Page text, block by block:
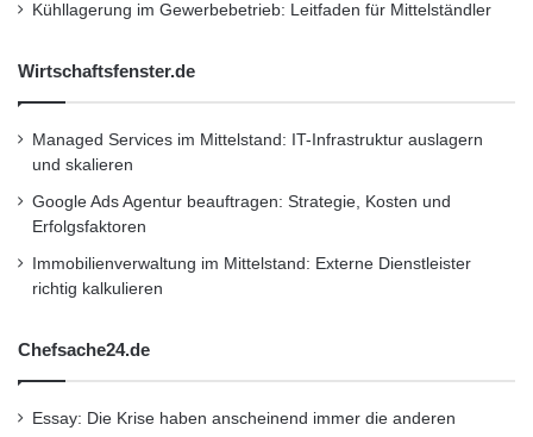
Kühllagerung im Gewerbebetrieb: Leitfaden für Mittelständler
Wirtschaftsfenster.de
Managed Services im Mittelstand: IT-Infrastruktur auslagern
und skalieren
Google Ads Agentur beauftragen: Strategie, Kosten und
Erfolgsfaktoren
Immobilienverwaltung im Mittelstand: Externe Dienstleister
richtig kalkulieren
Chefsache24.de
Essay: Die Krise haben anscheinend immer die anderen